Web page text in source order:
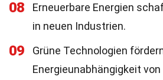
08
Erneuerbare Energien
in neuen Industrien.
09
Grüne Technologien
Energieunabhängigkeit von